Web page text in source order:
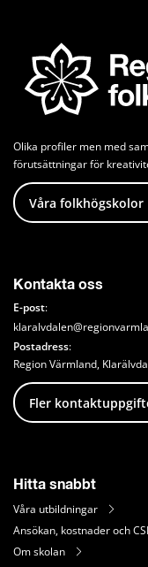
Olika profiler men med
förutsättningar för
Våra folkhögskolor
Kontakta oss
E-post:
Postadress:
Region Värmland,
Fler
Hitta snabbt
Våra utbildningar
Ansökan, kostnader och
Om skolan